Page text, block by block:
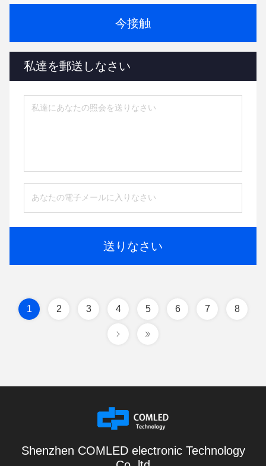
今接触
私達を郵送しなさい
送りなさい
1 2 3 4 5 6 7 8
Shenzhen COMLED electronic Technology